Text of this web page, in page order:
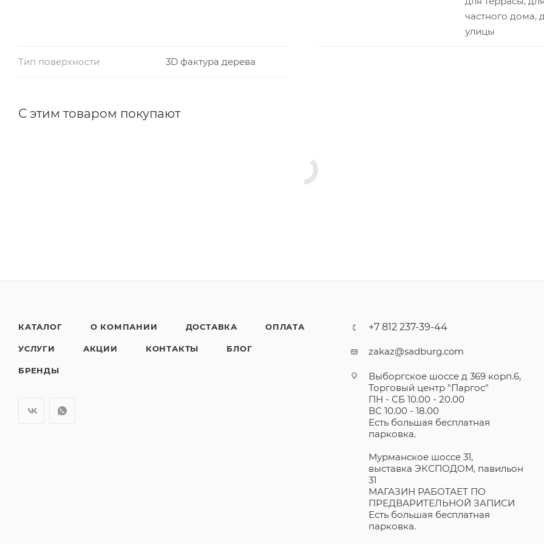
частного дома,
улицы
Тип поверхности 3D фактура дерева
С этим товаром покупают
КАТАЛОГ О КОМПАНИИ ДОСТАВКА ОПЛАТА
УСЛУГИ АКЦИИ КОНТАКТЫ БЛОГ
БРЕНДЫ
+7 812 237-39-44
zakaz@sadburg.com
Выборгское шоссе д 369 корп.6,
Торговый центр "Паргос"
ПН - СБ 10.00 - 20.00
ВС 10.00 - 18.00
Есть большая бесплатная
парковка.
Мурманское шоссе 31,
выставка ЭКСПОДОМ, павильон
31
МАГАЗИН РАБОТАЕТ ПО
ПРЕДВАРИТЕЛЬНОЙ ЗАПИСИ
Есть большая бесплатная
парковка.